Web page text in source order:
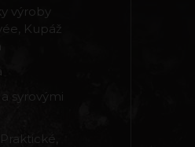
výroby
Kupáž
syrovými